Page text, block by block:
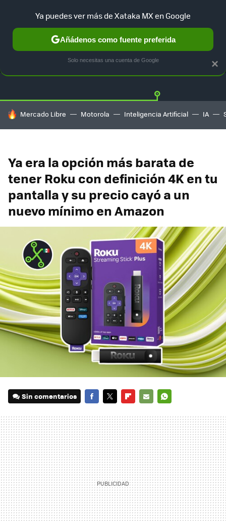
GUÍA DE COMPRAS MERCADO LIBRE
HOY SE HABLA DE
Mercado Libre Motorola Inteligencia Artificial IA
Ya era la opción más barata de
tener Roku con definición 4K en tu
pantalla y su precio cayó a un
nuevo mínimo en Amazon
Sin comentarios
MAIL
×
Ya puedes ver más de Xataka MX en Google
Añádenos como fuente preferida
Solo necesitas una cuenta de Google